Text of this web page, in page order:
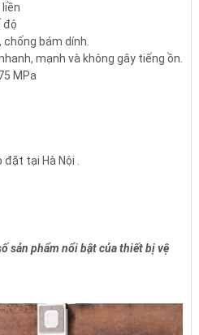
độ
bám dính.
mạnh và không gây tiếng ồn.
MPa
tại Hà Nội .
sản phẩm nổi bật của thiết bị vệ